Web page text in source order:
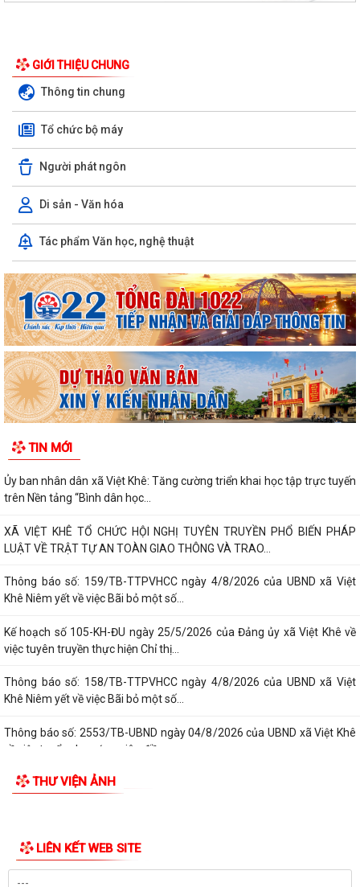
GIỚI THIỆU CHUNG
Thông tin chung
Tổ chức bộ máy
Người phát ngôn
Di sản - Văn hóa
Tác phẩm Văn học, nghệ thuật
TIN MỚI
Ủy ban nhân dân xã Việt Khê: Tăng cường triển khai học tập trực tuyến
trên Nền tảng “Bình dân học...
XÃ VIỆT KHÊ TỔ CHỨC HỘI NGHỊ TUYÊN TRUYỀN PHỔ BIẾN PHÁP
LUẬT VỀ TRẬT TỰ AN TOÀN GIAO THÔNG VÀ TRAO...
Thông báo số: 159/TB-TTPVHCC ngày 4/8/2026 của UBND xã Việt
Khê Niêm yết về việc Bãi bỏ một số...
Kế hoạch số 105-KH-ĐU ngày 25/5/2026 của Đảng ủy xã Việt Khê về
việc tuyên truyền thực hiện Chỉ thị...
Thông báo số: 158/TB-TTPVHCC ngày 4/8/2026 của UBND xã Việt
Khê Niêm yết về việc Bãi bỏ một số...
Thông báo số: 2553/TB-UBND ngày 04/8/2026 của UBND xã Việt Khê
về việc tuyển chọn ứng viên điều...
THƯ VIỆN ẢNH